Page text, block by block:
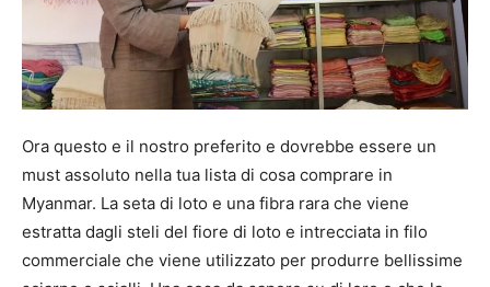
Ora questo e il nostro preferito e dovrebbe essere un
must assoluto nella tua lista di cosa comprare in
Myanmar. La seta di loto e una fibra rara che viene
estratta dagli steli del fiore di loto e intrecciata in filo
commerciale che viene utilizzato per produrre bellissime